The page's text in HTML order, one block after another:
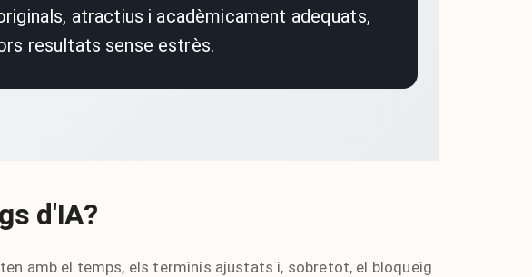
atractius i acadèmicament adequats,
resultats sense estrès.
d'IA?
amb el temps, els terminis ajustats i, sobretot, el bloqueig